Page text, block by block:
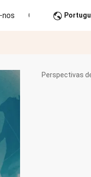
CN
Perspectivas